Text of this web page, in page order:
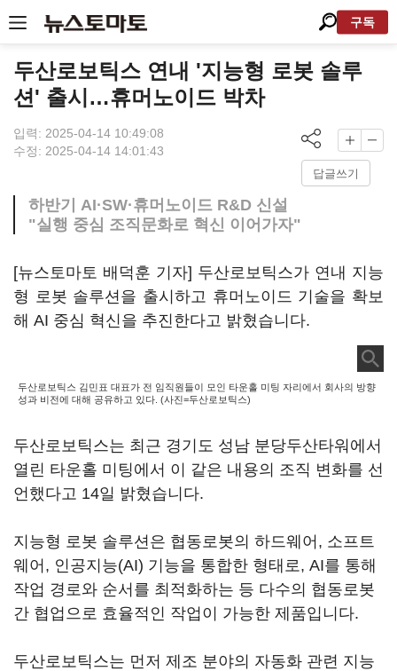
구독
두산로보틱스 연내 '지능형 로봇 솔루
션' 출시…휴머노이드 박차
입력: 2025-04-14 10:49:08
수정: 2025-04-14 14:01:43
답글쓰기
하반기 AI·SW·휴머노이드 R&D 신설
"실행 중심 조직문화로 혁신 이어가자"
[뉴스토마토 배덕훈 기자] 두산로보틱스가 연내 지능
형 로봇 솔루션을 출시하고 휴머노이드 기술을 확보
해 AI 중심 혁신을 추진한다고 밝혔습니다.
두산로보틱스 김민표 대표가 전 임직원들이 모인 타운홀 미팅 자리에서 회사의 방향
성과 비전에 대해 공유하고 있다. (사진=두산로보틱스)
두산로보틱스는 최근 경기도 성남 분당두산타워에서
열린 타운홀 미팅에서 이 같은 내용의 조직 변화를 선
언했다고 14일 밝혔습니다.
지능형 로봇 솔루션은 협동로봇의 하드웨어 , 소프트
웨어 , 인공지능(AI) 기능을 통합한 형태로, AI를 통해
작업 경로와 순서를 최적화하는 등 다수의 협동로봇
간 협업으로 효율적인 작업이 가능한 제품입니다.
두산로보틱스는 먼저 제조 분야의 자동화 관련 지능